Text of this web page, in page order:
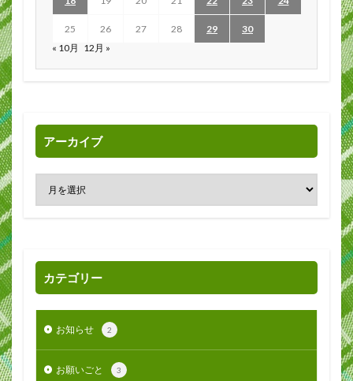
25 26 27 28 29
30
« 10月 12月 »
アーカイブ
カテゴリー
お知らせ 2
お願いごと 3